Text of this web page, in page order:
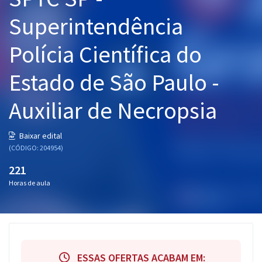
Graduação
Mentorias
Questões grátis
Conteúdo gratuito
Blog
Superintendência
Polícia Científica do
Estado de São Paulo -
Auxiliar de Necropsia
Baixar edital
(CÓDIGO: 204954)
221
Horas de aula
ESSAS OFERTAS ACABAM EM: